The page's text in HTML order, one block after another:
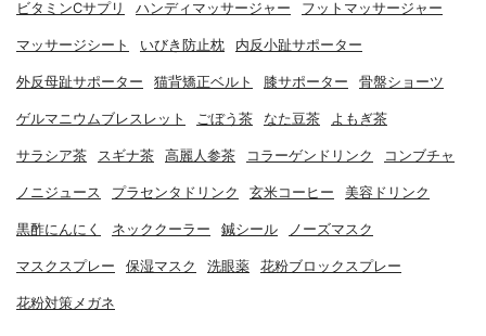
ビタミンCサプリ ハンディマッサージャー フットマッサージャー
マッサージシート いびき防止枕 内反小趾サポーター
外反母趾サポーター 猫背矯正ベルト 膝サポーター 骨盤ショーツ
ゲルマニウムブレスレット ごぼう茶 なた豆茶 よもぎ茶
サラシア茶 スギナ茶 高麗人参茶 コラーゲンドリンク コンブチャ
ノニジュース プラセンタドリンク 玄米コーヒー 美容ドリンク
黒酢にんにく ネッククーラー 鍼シール ノーズマスク
マスクスプレー 保湿マスク 洗眼薬 花粉ブロックスプレー
花粉対策メガネ